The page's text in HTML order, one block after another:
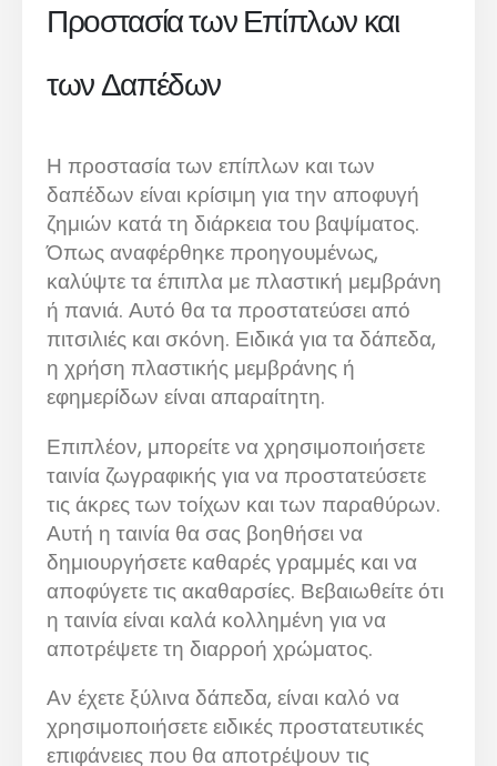
Προστασία των Επίπλων και
των Δαπέδων
Η προστασία των επίπλων και των
δαπέδων είναι κρίσιμη για την αποφυγή
ζημιών κατά τη διάρκεια του βαψίματος.
Όπως αναφέρθηκε προηγουμένως,
καλύψτε τα έπιπλα με πλαστική μεμβράνη
ή πανιά. Αυτό θα τα προστατεύσει από
πιτσιλιές και σκόνη. Ειδικά για τα δάπεδα,
η χρήση πλαστικής μεμβράνης ή
εφημερίδων είναι απαραίτητη.
Επιπλέον, μπορείτε να χρησιμοποιήσετε
ταινία ζωγραφικής για να προστατεύσετε
τις άκρες των τοίχων και των παραθύρων.
Αυτή η ταινία θα σας βοηθήσει να
δημιουργήσετε καθαρές γραμμές και να
αποφύγετε τις ακαθαρσίες. Βεβαιωθείτε ότι
η ταινία είναι καλά κολλημένη για να
αποτρέψετε τη διαρροή χρώματος.
Αν έχετε ξύλινα δάπεδα, είναι καλό να
χρησιμοποιήσετε ειδικές προστατευτικές
επιφάνειες που θα αποτρέψουν τις